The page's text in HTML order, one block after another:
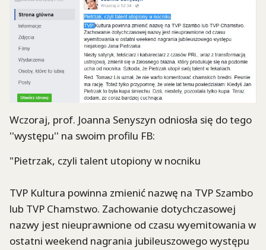
Wczoraj, prof. Joanna Senyszyn odniosła się do tego
''występu'' na swoim profilu FB:
"Pietrzak, czyli talent utopiony w nocniku
TVP Kultura powinna zmienić nazwę na TVP Szambo
lub TVP Chamstwo. Zachowanie dotychczasowej
nazwy jest nieuprawnione od czasu wyemitowania w
ostatni weekend nagrania jubileuszowego występu